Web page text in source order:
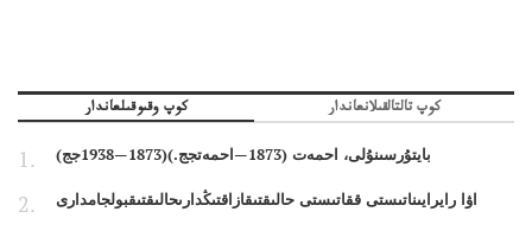
كوپ وقىوقىلعاندار كوپ تالتالقىلانعاندار
بايتۇرسىنۇلى، احمەت (1873—احمەتجج.)(1873—1938جج)
اۋا رايرايىناتىستى ققاتىستى حالىقتىقازاقتىڭدارىحالىقتىقبولجامدارى